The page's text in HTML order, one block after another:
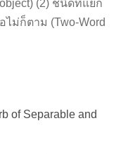
(2) ชนิดที่แยก
ม่ก็ตาม (Two-Word
of Separable and